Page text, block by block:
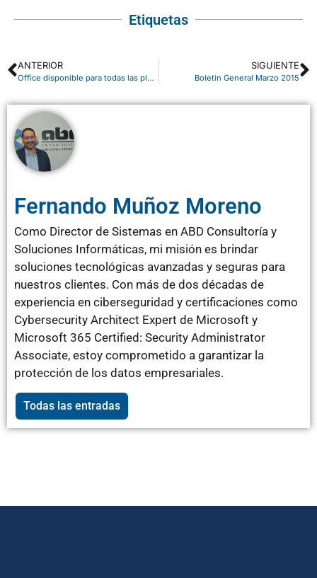
Etiquetas
ANTERIOR
Office disponible para todas las plataformas.
SIGUIENTE
Boletin General Marzo 2015
Fernando Muñoz Moreno
Como Director de Sistemas en ABD Consultoría y
Soluciones Informáticas, mi misión es brindar
soluciones tecnológicas avanzadas y seguras para
nuestros clientes. Con más de dos décadas de
experiencia en ciberseguridad y certificaciones como
Cybersecurity Architect Expert de Microsoft y
Microsoft 365 Certified: Security Administrator
Associate, estoy comprometido a garantizar la
protección de los datos empresariales.
Todas las entradas